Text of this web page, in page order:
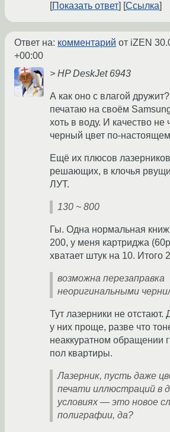
Показать ответ
Ссылка
Ответ на: комментарий от iZEN
+00:00
> HP DeskJet 6943
А как оно с влагой
печатаю на своём
хоть в воду. И качество не
черный цвет по-
Ещё их плюсов
решающих, в клочья
ЛУТ.
130 ~ 800
Гы. Одна нормальная
200, у меня картриджа
хватает штук на 10. Итого
возможна перезаправка
неоригинальными
Тут лазерники не отстают.
у них проще, разве что
неаккуратном обращении
пол квартиры.
Лазерник, пусть даже
печати иллюстраций в
условиях — это новое
полиграфии, да?